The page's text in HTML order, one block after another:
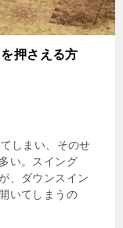
押さえる方
しまい、そのせ
い。スイング
、ダウンスイン
いてしまうの